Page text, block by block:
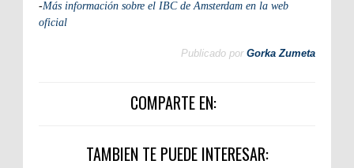
-Más información sobre el IBC de Amsterdam en la web
oficial
Publicado por Gorka Zumeta
COMPARTE EN:
TAMBIEN TE PUEDE INTERESAR: